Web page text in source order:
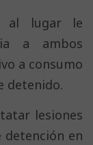
al lugar le
a ambos
a consumo
detenido.
lesiones
en